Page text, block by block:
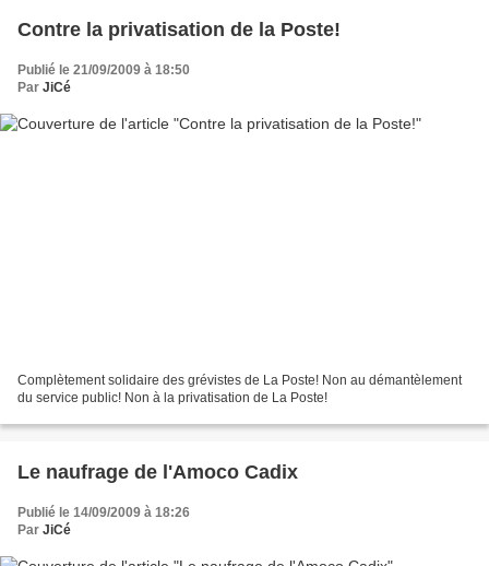
Contre la privatisation de la Poste!
Publié le 21/09/2009 à 18:50
Par JiCé
Complètement solidaire des grévistes de La Poste! Non au démantèlement
du service public! Non à la privatisation de La Poste!
Le naufrage de l'Amoco Cadix
Publié le 14/09/2009 à 18:26
Par JiCé